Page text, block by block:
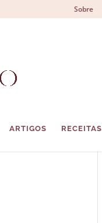
Sobre
ARTIGOS RECEITAS